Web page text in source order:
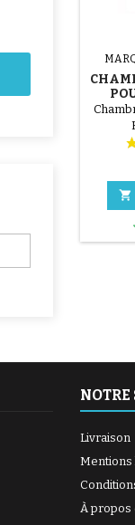

NOTRE
Livraison
Mentions
À propos